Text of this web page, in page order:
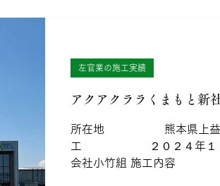
アクアクララくまもと新
所在地 熊本県上益城
工 ２０２４年１
会社小竹組 施工内容
左官業の施工実績